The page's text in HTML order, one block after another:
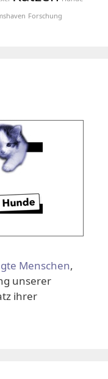
Forschung
Menschen,
unserer
ihrer